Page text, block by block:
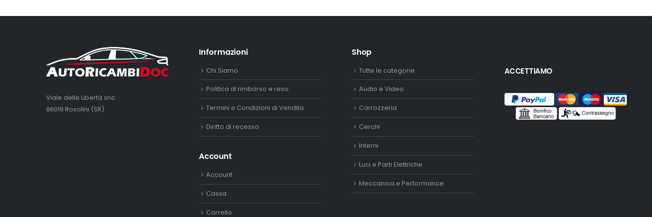
Viale delle Libertà snc
96019 Rosolini (SR)
Informazioni
Chi Siamo
Politica di rimborso e reso
Termini e Condizioni di Vendita
Diritto di recesso
Account
Account
Cassa
Carrello
Shop
Tutte le categorie
Audio e Video
Carrozzeria
Cerchi
Interni
Luci e Parti Elettriche
Meccanica e Performance
ACCETTIAMO